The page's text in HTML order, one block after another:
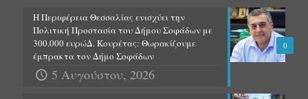
0
Η Περιφέρεια Θεσσαλίας ενισχύει την
Πολιτική Προστασία του Δήμου Σοφάδων με
300.000 ευρώΔ. Κουρέτας: Θωρακίζουμε
έμπρακτα τον Δήμο Σοφάδων
5 Αυγούστου, 2026